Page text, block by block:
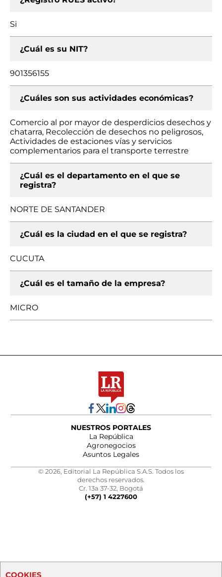
Si
¿Cuál es su NIT?
901356155
¿Cuáles son sus actividades económicas?
Comercio al por mayor de desperdicios desechos y
chatarra, Recolección de desechos no peligrosos,
Actividades de estaciones vías y servicios
complementarios para el transporte terrestre
¿Cuál es el departamento en el que se
registra?
NORTE DE SANTANDER
¿Cuál es la ciudad en el que se registra?
CUCUTA
¿Cuál es el tamaño de la empresa?
MICRO
NUESTROS PORTALES
La República
Agronegocios
Asuntos Legales
© 2026, Editorial La República S.A.S. Todos los
derechos reservados.
Cr. 13a 37-32, Bogotá
(+57) 1 4227600
COOKIES